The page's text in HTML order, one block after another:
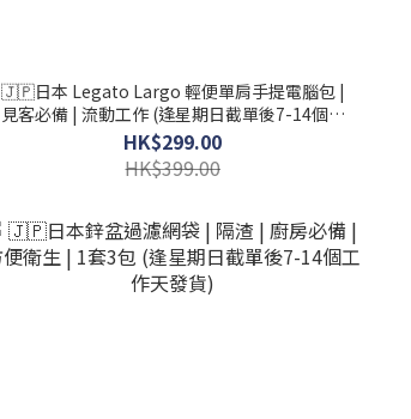
🇯🇵日本 Legato Largo 輕便單肩手提電腦包 |
見客必備 | 流動工作 (逢星期日截單後7-14個工
作天發貨)
HK$299.00
HK$399.00